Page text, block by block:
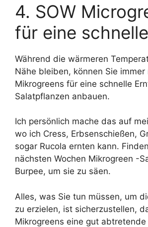
4. SOW
für eine
Während die wärmeren
Nähe bleiben, können Sie immer
Mikrogreens für eine schnelle
Salatpflanzen anbauen.
Ich persönlich mache das auf
wo ich Cress, Erbsenschießen,
sogar Rucola ernten kann.
nächsten Wochen Mikrogreen -
Burpee, um sie zu säen.
Alles, was Sie tun müssen, um
zu erzielen, ist sicherzustellen,
Mikrogreens eine gut